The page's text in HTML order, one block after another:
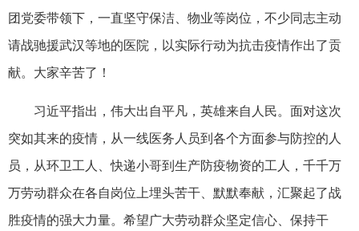
团党委带领下，一直坚守保洁、物业等岗位，不少同志主动
请战驰援武汉等地的医院，以实际行动为抗击疫情作出了贡
献。大家辛苦了！
习近平指出，伟大出自平凡，英雄来自人民。面对这次
突如其来的疫情，从一线医务人员到各个方面参与防控的人
员，从环卫工人、快递小哥到生产防疫物资的工人，千千万
万劳动群众在各自岗位上埋头苦干、默默奉献，汇聚起了战
胜疫情的强大力量。希望广大劳动群众坚定信心、保持干